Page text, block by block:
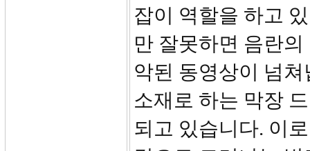
잡이 역할을 하고
만 잘못하면 음란
악된 동영상이 넘
소재로 하는 막장
되고 있습니다. 이